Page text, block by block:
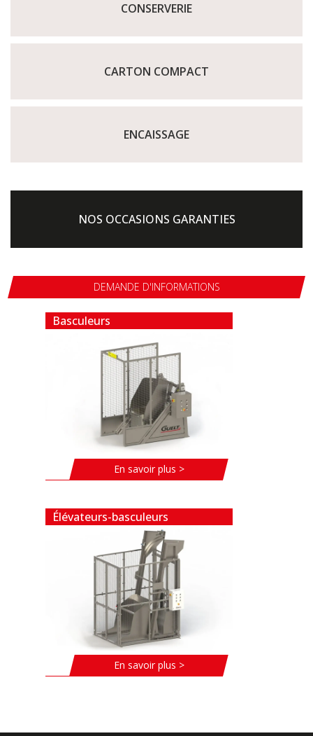
CONSERVERIE
CARTON COMPACT
ENCAISSAGE
NOS OCCASIONS GARANTIES
DEMANDE D'INFORMATIONS
Basculeurs
En savoir plus >
Élévateurs-basculeurs
En savoir plus >